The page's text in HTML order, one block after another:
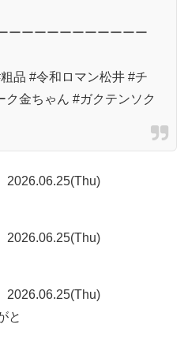
ーーーーーーーーーーー
品 #令和ロマン松井 #チ
ク金ちゃん #ガクテンソク
2026.06.25(Thu)
2026.06.25(Thu)
2026.06.25(Thu)
と